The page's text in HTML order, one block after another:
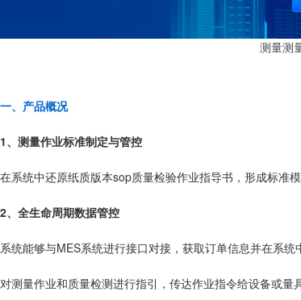
测量测
一、产品概况
1、测量作业标准制定与管控
在系统中还原纸质版本sop质量检验作业指导书，形成标准
2、全生命周期数据管控
系统能够与MES系统进行接口对接，获取订单信息并在系统
对测量作业和质量检测进行指引，传达作业指令给设备或量